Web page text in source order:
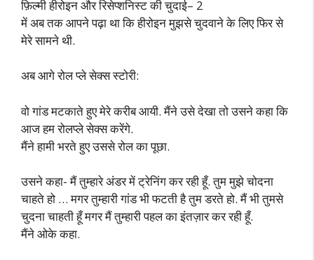
फ़िल्मी हीरोइन और रिसेप्शनिस्ट की चुदाई– 2
में अब तक आपने पढ़ा था कि हीरोइन मुझसे चुदवाने के लिए फिर से
मेरे सामने थी.
अब आगे रोल प्ले सेक्स स्टोरी:
वो गांड मटकाते हुए मेरे करीब आयी. मैंने उसे देखा तो उसने कहा कि
आज हम रोलप्ले सेक्स करेंगे.
मैंने हामी भरते हुए उससे रोल का पूछा.
उसने कहा- मैं तुम्हारे अंडर में ट्रेनिंग कर रही हूँ. तुम मुझे चोदना
चाहते हो … मगर तुम्हारी गांड भी फटती है तुम डरते हो. मैं भी तुमसे
चुदना चाहती हूँ मगर मैं तुम्हारी पहल का इंतज़ार कर रही हूँ.
मैंने ओके कहा.